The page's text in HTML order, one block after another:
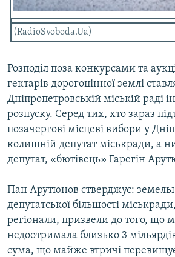
Усі сайти RFE/RL
(RadioSvoboda.Ua)
Розподіл поза конкурсами та
гектарів дорогоцінної землі
Дніпропетровській міській раді
розпуску. Серед тих, хто зараз
позачергові місцеві вибори у
колишній депутат міськради, а
депутат, «бютівець» Гарегін
Пан Арутюнов стверджує:
депутатської більшості
регіонали, призвели до того, що
недоотримала близько 3
сума, що майже втричі